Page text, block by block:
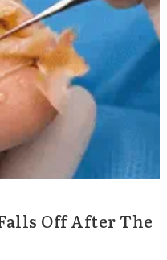
Off After The